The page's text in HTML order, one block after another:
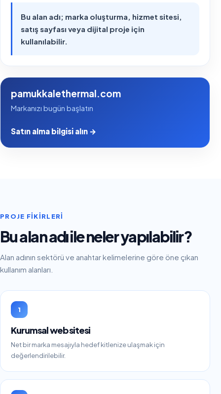
Bu alan adı; marka oluşturma, hizmet sitesi,
satış sayfası veya dijital proje için
kullanılabilir.
pamukkalethermal.com
Markanızı bugün başlatın
Satın alma bilgisi alın →
PROJE FIKIRLERI
Bu alan adı ile neler yapılabilir?
Alan adının sektörü ve anahtar kelimelerine göre öne çıkan
kullanım alanları.
1
Kurumsal web sitesi
Net bir marka mesajıyla hedef kitlenize ulaşmak için
değerlendirilebilir.